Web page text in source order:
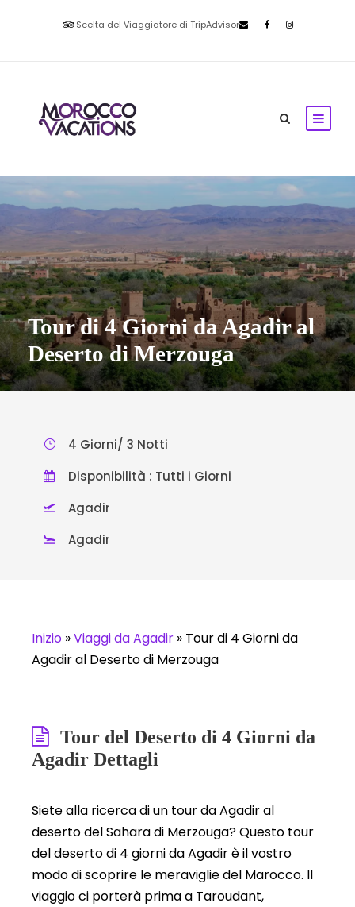
Scelta del Viaggiatore di TripAdvisor
Tour di 4 Giorni da Agadir al
Deserto di Merzouga
4 Giorni/ 3 Notti
Disponibilità : Tutti i Giorni
Agadir
Agadir
Inizio »Viaggi da Agadir » Tour di 4 Giorni da
Agadir al Deserto di Merzouga
Tour del Deserto di 4 Giorni da
Agadir Dettagli
Siete alla ricerca di un tour da Agadir al
deserto del Sahara di Merzouga? Questo tour
del deserto di 4 giorni da Agadir è il vostro
modo di scoprire le meraviglie del Marocco. Il
viaggio ci porterà prima a Taroudant,